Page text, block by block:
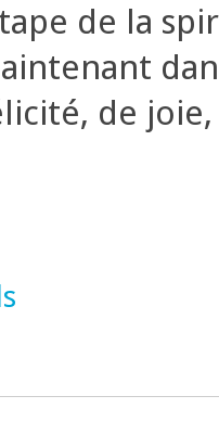
de la
de